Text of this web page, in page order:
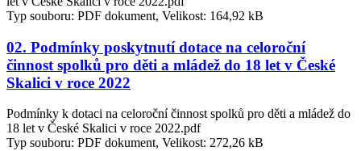
Typ souboru: PDF dokument, Velikost: 164,92 kB
02. Podmínky poskytnutí dotace na celoroční
činnost spolků pro děti a mládež do 18 let v České
Skalici v roce 2022
Podmínky k dotaci na celoroční činnost spolků pro děti a mládež do
18 let v České Skalici v roce 2022.pdf
Typ souboru: PDF dokument, Velikost: 272,26 kB